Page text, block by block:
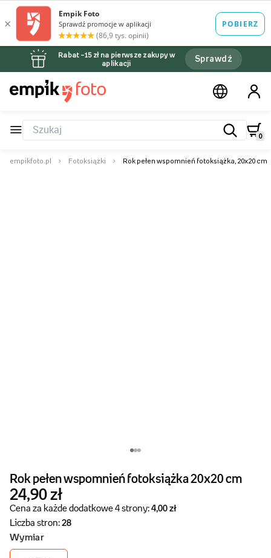
Rabat –15 zł na pierwsze zakupy w
aplikacji
Sprawdź
0
empikfoto.pl Fotoksiążki Rok pełen wspomnień fotoksiążka, 20x20 cm